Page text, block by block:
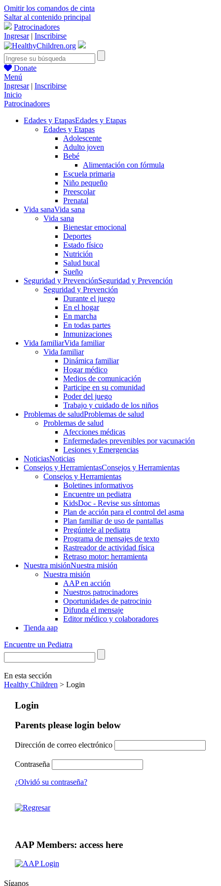
Omitir los comandos de cinta
Saltar al contenido principal
Patrocinadores
Ingresar| Inscribirse
Donate
Menú
Ingresar| Inscribirse
Inicio
Patrocinadores
Edades y EtapasEdades y Etapas
Edades y Etapas
Adolescente
Adulto joven
Bebé
Alimentación con fórmula
Escuela primaria
Niño pequeño
Preescolar
Prenatal
Vida sanaVida sana
Vida sana
Bienestar emocional
Deportes
Estado físico
Nutrición
Salud bucal
Sueño
Seguridad y PrevenciónSeguridad y Prevención
Seguridad y Prevención
Durante el juego
En el hogar
En marcha
En todas partes
Inmunizaciones
Vida familiarVida familiar
Vida familiar
Dinámica familiar
Hogar médico
Medios de comunicación
Participe en su comunidad
Poder del juego
Trabajo y cuidado de los niños
Problemas de saludProblemas de salud
Problemas de salud
Afecciones médicas
Enfermedades prevenibles por vacunación
Lesiones y Emergencias
NoticiasNoticias
Consejos y HerramientasConsejos y Herramientas
Consejos y Herramientas
Boletines informativos
Encuentre un pediatra
KidsDoc - Revise sus síntomas
Plan de acción para el control del asma
Plan familiar de uso de pantallas
Pregúntele al pediatra
Programa de mensajes de texto
Rastre​​ador de activida​d física
Retraso motor: herramienta
Nuestra misiónNuestra misión
Nuestra misión
AAP en acción
Nuestros patrocinadores
Oportunidades de patrocinio
Difunda el mensaje
Editor médico y colaboradores
Tienda aap
Encuentre un Pediatra
En esta sección
Healthy Children > Login
Login
Parents please login below
Dirección de correo electrónico
Contraseña
¿Olvidó su contraseña?
AAP Members: access here
Síganos